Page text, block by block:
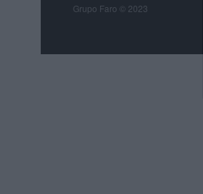
Grupo Faro © 2023